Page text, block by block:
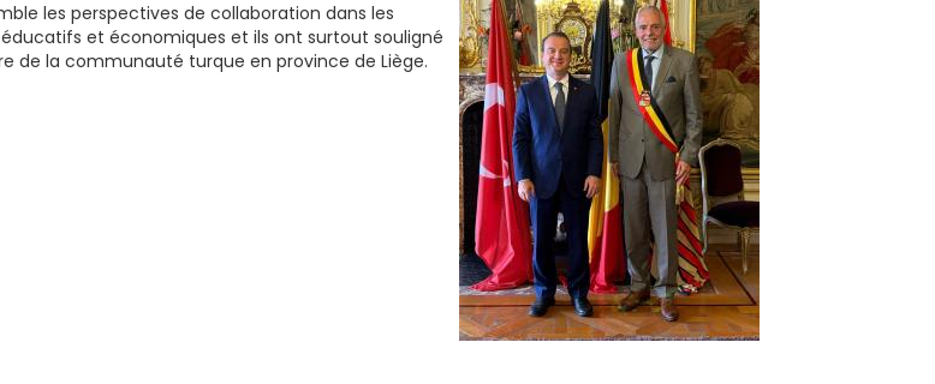
les perspectives de collaboration dans les
et économiques et ils ont surtout souligné
de la communauté turque en province de Liège.